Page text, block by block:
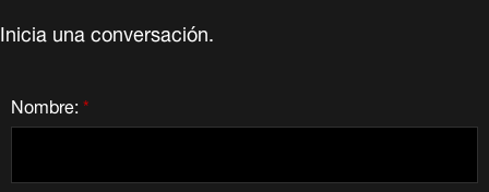
Inicia una conversación.
*
Nombre: